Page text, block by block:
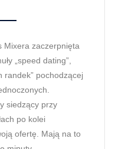
Mixera zaczerpnięta
„speed dating”,
randek” pochodzącej
siedzący przy
po kolei
ofertę. Mają na to